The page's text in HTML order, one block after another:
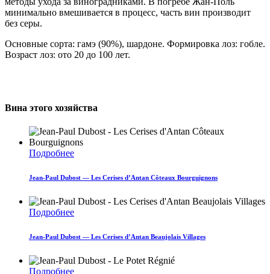
минимально вмешивается в процесс, часть вин производит
без серы.
Основные сорта: гамэ (90%), шардоне. Формировка лоз: гобле.
Возраст лоз: ото 20 до 100 лет.
Вина этого хозяйства
Подробнее
Jean-Paul Dubost — Les Cerises d’Antan Côteaux Bourguignons
Подробнее
Jean-Paul Dubost — Les Cerises d’Antan Beaujolais Villages
Подробнее